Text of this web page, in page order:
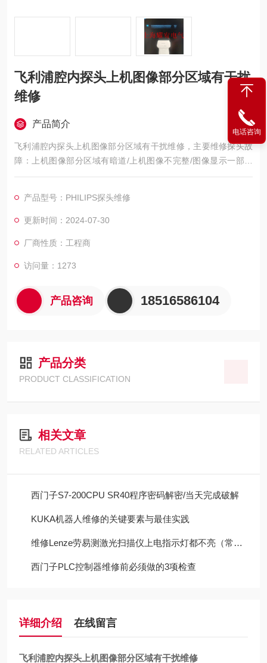
飞利浦腔内探头上机图像部分区域有干扰
维修
产品简介
飞利浦腔内探头上机图像部分区域有干扰维修，主要维修探头故
障：上机图像部分区域有暗道/上机图像不完整/图像显示一部分
图像有黑影 图像不良，如：暗道、黑影、黑屏、重影、缺失、模
部探头维修，如：声透镜破损脱落/起泡、外壳爆裂、线套破损、
电缆线断、油囊***、漏油，等；功能不良，如：二维转三维电机
产品型号：PHILIPS探头维修
更新时间：2024-07-30
厂商性质：工程商
访问量：1273
产品咨询 18516586104
产品分类
PRODUCT CLASSIFICATION
相关文章
RELATED ARTICLES
西门子S7-200CPU SR40程序密码解密/当天完成破解
KUKA机器人维修的关键要素与最佳实践
维修Lenze劳易测激光扫描仪上电指示灯都不亮（常年修此故障）
西门子PLC控制器维修前必须做的3项检查
详细介绍 在线留言
飞利浦腔内探头上机图像部分区域有干扰维修
电话咨询